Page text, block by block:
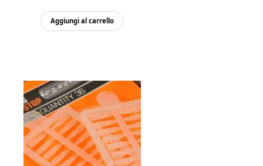
Aggiungi al carrello